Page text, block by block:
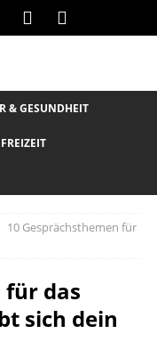
& GESUNDHEIT
10 Gesprächsthemen für
für das
sich dein